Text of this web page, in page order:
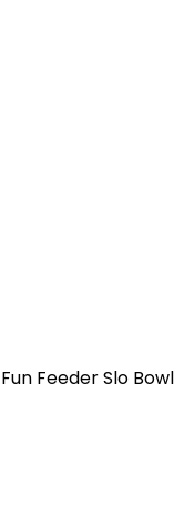
Fun Feeder Slo Bowl